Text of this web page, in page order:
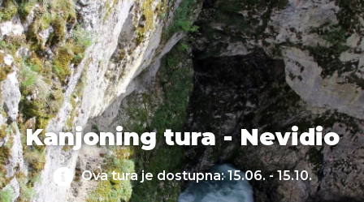
Kanjoning tura - Nevidio
Ova tura je dostupna: 15.06. - 15.10.